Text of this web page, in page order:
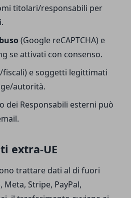
titolari/responsabili per
(Google reCAPTCHA) e
se attivati con consenso.
fiscali) e soggetti legittimati
autorità.
dei Responsabili esterni può
extra-UE
trattare dati al di fuori
Meta, Stripe, PayPal,